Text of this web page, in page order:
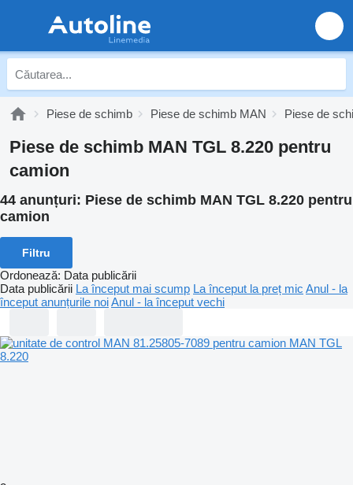
Piese de schimb Piese de schimb MAN Piese de
Piese de schimb MAN TGL 8.220 pentru
camion
44 anunțuri: Piese de schimb MAN TGL 8.220 pentru
camion
Filtru
Ordonează: Data publicării
Data publicării La început mai scump La început la preț mic Anul - la
început anunțurile noiAnul - la început vechi